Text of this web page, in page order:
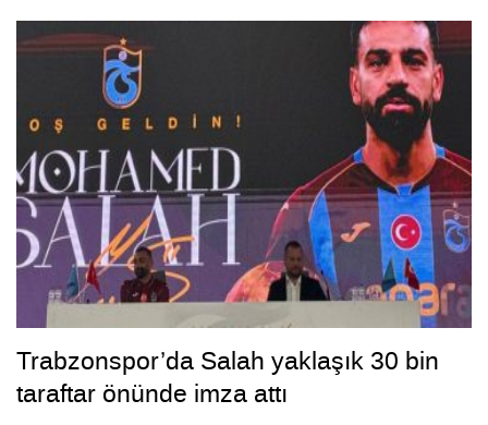
Trabzonspor’da Salah yaklaşık 30 bin
taraftar önünde imza attı